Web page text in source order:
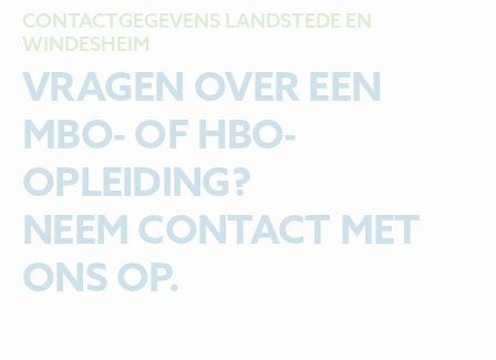
CONTACTGEGEVENS LANDSTEDE EN
WINDESHEIM
VRAGEN OVER EEN
MBO- OF HBO-
OPLEIDING?
NEEM CONTACT MET
ONS OP.